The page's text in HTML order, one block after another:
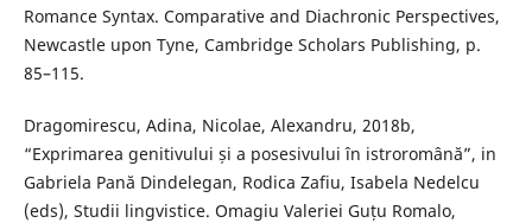
Romance Syntax. Comparative and Diachronic Perspectives,
Newcastle upon Tyne, Cambridge Scholars Publishing, p.
85–115.
Dragomirescu, Adina, Nicolae, Alexandru, 2018b,
“Exprimarea genitivului și a posesivului în istroromână”, in
Gabriela Pană Dindelegan, Rodica Zafiu, Isabela Nedelcu
(eds), Studii lingvistice. Omagiu Valeriei Guțu Romalo,